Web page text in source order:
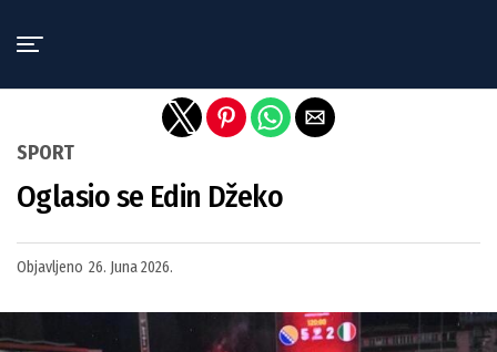
SPORT
Oglasio se Edin Džeko
Objavljeno 26. Juna 2026.